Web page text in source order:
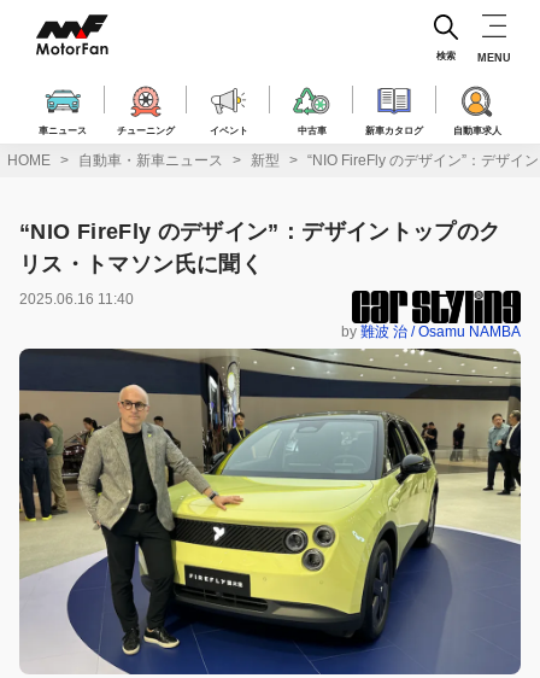
ス
車ニュース チューニング イベント 中古車 新車カタログ 自動車求人
検索 MENU
HOME 自動車・新車ニュース 新型 “NIO FireFly のデザイン”：デザイ
“NIO FireFly のデザイン”：デザイントップのク
リス・トマソン氏に聞く
2025.06.16 11:40
by 難波 治 / Osamu NAMBA